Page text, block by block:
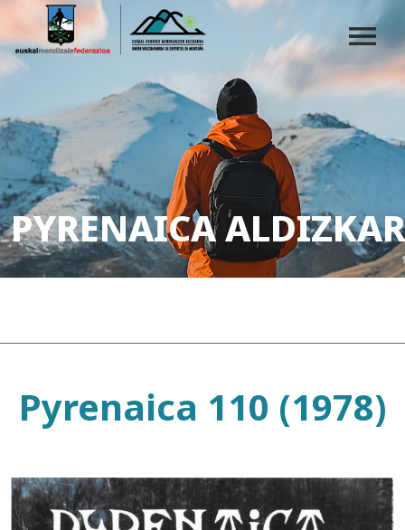
PYRENAICA
Pyrenaica 110 (1978)